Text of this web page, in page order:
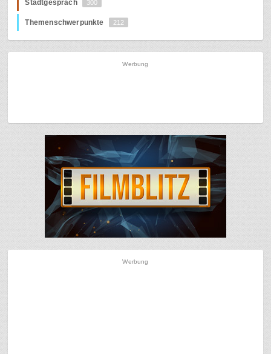
Stadtgespräch 300
Themenschwerpunkte 212
Werbung
Werbung